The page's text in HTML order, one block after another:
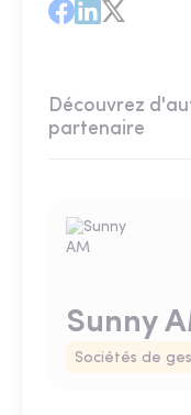
Découvrez
partenaire
Sunny
Sociétés de